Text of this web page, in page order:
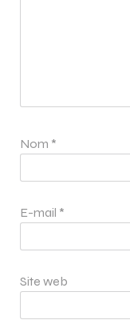
Nom *
E-mail *
Site web